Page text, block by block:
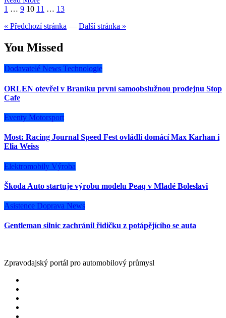
Stránkování
příspěvků
1 … 9 10 11 … 13
« Předchozí stránka — Další stránka »
You Missed
Dodavatelé News Technologie
ORLEN otevřel v Braníku první samoobslužnou prodejnu Stop
Cafe
Eventy Motorsport
Most: Racing Journal Speed Fest ovládli domácí Max Karhan i
Elia Weiss
Elektromobily Výroba
Škoda Auto startuje výrobu modelu Peaq v Mladé Boleslavi
Asistence Doprava News
Gentleman silnic zachránil řidičku z potápějícího se auta
Zpravodajský portál pro automobilový průmysl